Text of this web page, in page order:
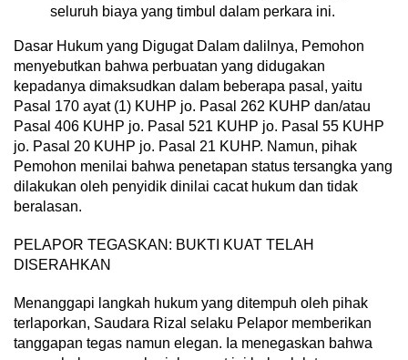
seluruh biaya yang timbul dalam perkara ini.
Dasar Hukum yang Digugat Dalam dalilnya, Pemohon
menyebutkan bahwa perbuatan yang didugakan
kepadanya dimaksudkan dalam beberapa pasal, yaitu
Pasal 170 ayat (1) KUHP jo. Pasal 262 KUHP dan/atau
Pasal 406 KUHP jo. Pasal 521 KUHP jo. Pasal 55 KUHP
jo. Pasal 20 KUHP jo. Pasal 21 KUHP. Namun, pihak
Pemohon menilai bahwa penetapan status tersangka yang
dilakukan oleh penyidik dinilai cacat hukum dan tidak
beralasan.
PELAPOR TEGASKAN: BUKTI KUAT TELAH
DISERAHKAN
Menanggapi langkah hukum yang ditempuh oleh pihak
terlaporkan, Saudara Rizal selaku Pelapor memberikan
tanggapan tegas namun elegan. Ia menegaskan bahwa